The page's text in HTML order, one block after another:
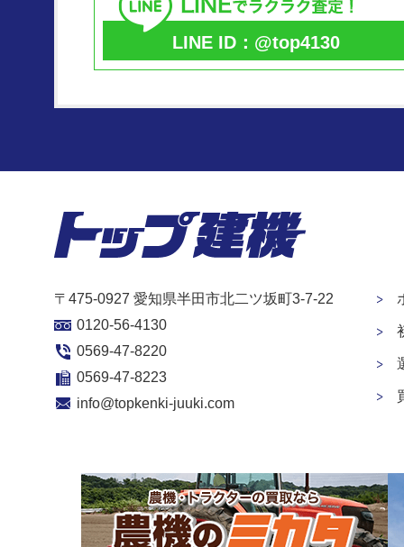
LINE ID：@top4130
〒475-0927 愛知県半田市北二ツ坂町3-7-22
0120-56-4130
0569-47-8220
0569-47-8223
info@topkenki-juuki.com